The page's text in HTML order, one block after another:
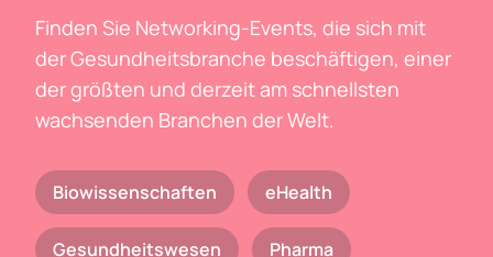
Finden Sie Networking-Events, die sich mit
der Gesundheitsbranche beschäftigen, einer
der größten und derzeit am schnellsten
wachsenden Branchen der Welt.
Biowissenschaften eHealth
Gesundheitswesen Pharma